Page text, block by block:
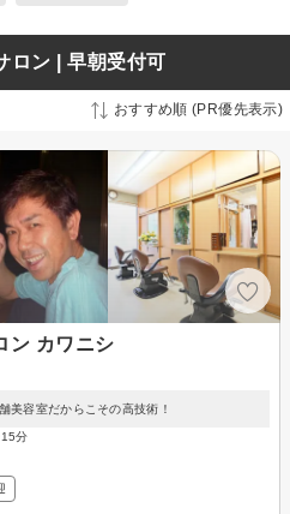
ロン | 早朝受付可
おすすめ順 (PR優先表示)
ン カワニシ
美容室だからこその高技術！
分